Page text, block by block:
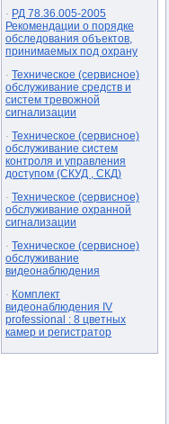
· РД 78.36.005-2005
Рекомендации о порядке
обследования объектов,
принимаемых под охрану
· Техническое (сервисное)
обслуживание средств и
систем тревожной
сигнализации
· Техническое (сервисное)
обслуживание систем
контроля и управления
доступом (СКУД , СКД)
· Техническое (сервисное)
обслуживание охранной
сигнализации
· Техническое (сервисное)
обслуживание
видеонаблюдения
· Комплект
видеонаблюдения IV
professional : 8 цветных
камер и регистратор